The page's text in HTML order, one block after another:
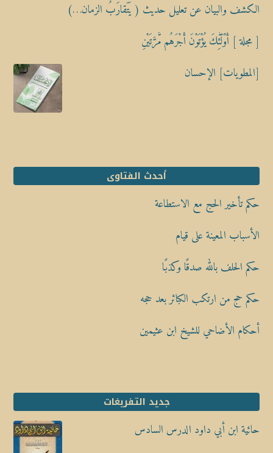
الكشف والبيان عن تعليل حديث ( يَتَقارَبُ الزمان…)
[ مجلة ] أُوْلَٰٓئِكَ يُؤْتَوْنَ أَجْرَهُم مَّرَّتَيْنِ
[المطويات] الإحسان
أحدث الفتاوى
حكم تأخير الحج مع الاستطاعة
الأسباب المعينة على قيام
حكم الحلف بالله صدقًا وكذبًا
حكم حج من ارتكب الكبائر بعد حجه
أحكام الأضاحي للشيخ ابن عثيمين
جديد التفريغات
حائية ابن أبي داود الدرس السادس